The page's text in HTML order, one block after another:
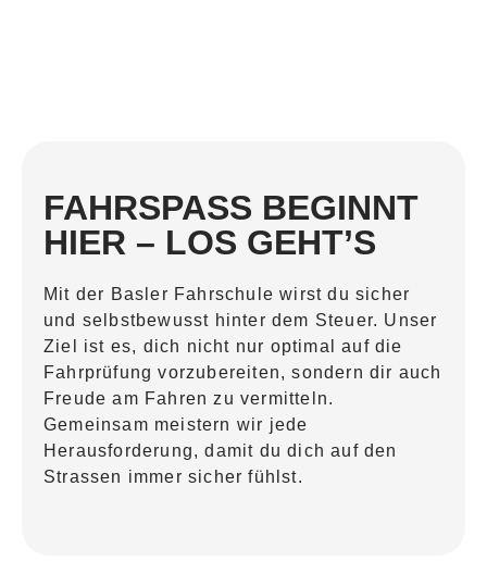
FAHRSPASS BEGINNT
HIER – LOS GEHT’S
Mit der Basler Fahrschule wirst du sicher
und selbstbewusst hinter dem Steuer. Unser
Ziel ist es, dich nicht nur optimal auf die
Fahrprüfung vorzubereiten, sondern dir auch
Freude am Fahren zu vermitteln.
Gemeinsam meistern wir jede
Herausforderung, damit du dich auf den
Strassen immer sicher fühlst.